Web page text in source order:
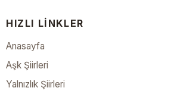
HIZLI LINKLER
Anasayfa
Aşk Şiirleri
Yalnızlık Şiirleri